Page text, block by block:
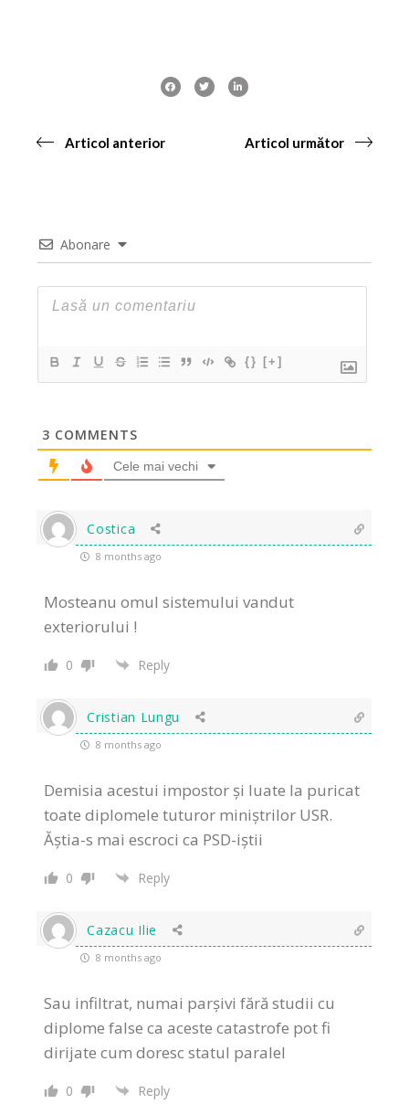
Articol anterior Articol următor
Abonare
{} [+]
3 COMMENTS
Cele mai vechi
Costica
8 months ago
Mosteanu omul sistemului vandut
exteriorului !
0 Reply
Cristian Lungu
8 months ago
Demisia acestui impostor și luate la puricat
toate diplomele tuturor miniștrilor USR.
Ăștia-s mai escroci ca PSD-iștii
0 Reply
Cazacu Ilie
8 months ago
Sau infiltrat, numai parșivi fără studii cu
diplome false ca aceste catastrofe pot fi
dirijate cum doresc statul paralel
0 Reply